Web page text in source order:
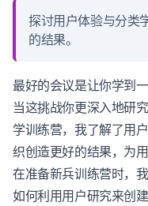
探讨用户体验与分类
的结果。
最好的会议是让你学到
当这挑战你更深入地研
学训练营，我了解了用
织创造更好的结果，为
在准备新兵训练营时，
如何利用用户研究来创